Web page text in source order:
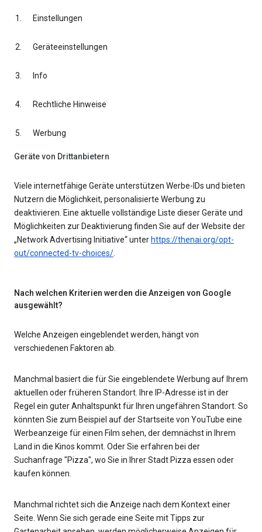
Einstellungen
Geräteeinstellungen
Info
Rechtliche Hinweise
Werbung
Geräte von Drittanbietern
Viele internetfähige Geräte unterstützen Werbe-IDs und bieten
Nutzern die Möglichkeit, personalisierte Werbung zu
deaktivieren. Eine aktuelle vollständige Liste dieser Geräte und
Möglichkeiten zur Deaktivierung finden Sie auf der Website der
„Network Advertising Initiative“ unter https://thenai.org/opt-
out/connected-tv-choices/.
Nach welchen Kriterien werden die Anzeigen von Google
ausgewählt?
Welche Anzeigen eingeblendet werden, hängt von
verschiedenen Faktoren ab.
Manchmal basiert die für Sie eingeblendete Werbung auf Ihrem
aktuellen oder früheren Standort. Ihre IP-Adresse ist in der
Regel ein guter Anhaltspunkt für Ihren ungefähren Standort. So
könnten Sie zum Beispiel auf der Startseite von YouTube eine
Werbeanzeige für einen Film sehen, der demnächst in Ihrem
Land in die Kinos kommt. Oder Sie erfahren bei der
Suchanfrage "Pizza", wo Sie in Ihrer Stadt Pizza essen oder
kaufen können.
Manchmal richtet sich die Anzeige nach dem Kontext einer
Seite. Wenn Sie sich gerade eine Seite mit Tipps zur